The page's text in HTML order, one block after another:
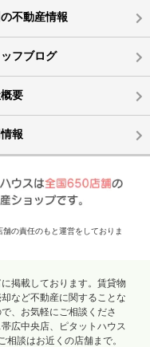
不動産情報
フブログ
要
報
の責任のもと運営をしておりま
掲載しております。賃貸物
など不動産に関することな
、お気軽にご相談くださ
広中央店、ピタットハウス
談はお近くの店舗まで。